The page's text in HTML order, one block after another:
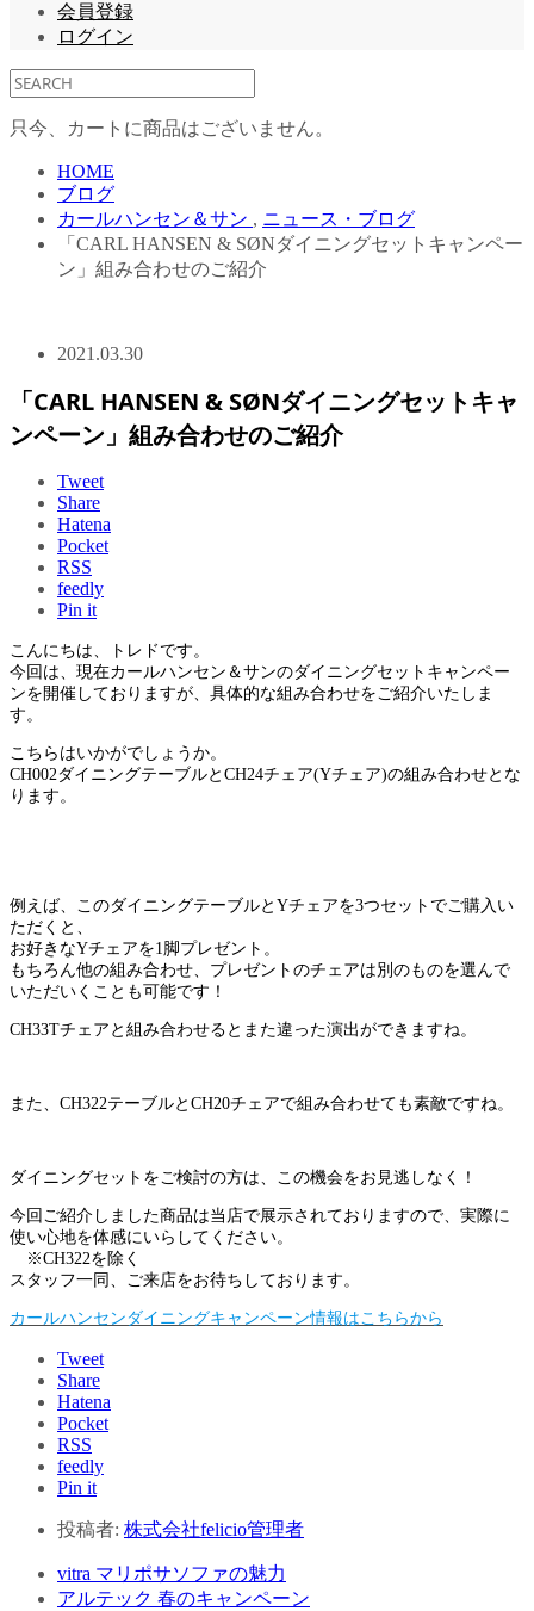
会員登録
ログイン
只今、カートに商品はございません。
HOME
ブログ
カールハンセン＆サン , ニュース・ブログ
「CARL HANSEN & SØNダイニングセットキャンペー
ン」組み合わせのご紹介
2021.03.30
「CARL HANSEN & SØNダイニングセットキャ
ンペーン」組み合わせのご紹介
Tweet
Share
Hatena
Pocket
RSS
feedly
Pin it
こんにちは、トレドです。
今回は、現在カールハンセン＆サンのダイニングセットキャンペー
ンを開催しておりますが、具体的な組み合わせをご紹介いたしま
す。
こちらはいかがでしょうか。
CH002ダイニングテーブルとCH24チェア(Yチェア)の組み合わせとな
ります。
例えば、このダイニングテーブルとYチェアを3つセットでご購入い
ただくと、
お好きなYチェアを1脚プレゼント。
もちろん他の組み合わせ、プレゼントのチェアは別のものを選んで
いただいくことも可能です！
CH33Tチェアと組み合わせるとまた違った演出ができますね。
また、CH322テーブルとCH20チェアで組み合わせても素敵ですね。
ダイニングセットをご検討の方は、この機会をお見逃しなく！
今回ご紹介しました商品は当店で展示されておりますので、実際に
使い心地を体感にいらしてください。
※CH322を除く
スタッフ一同、ご来店をお待ちしております。
カールハンセンダイニングキャンペーン情報はこちらから
Tweet
Share
Hatena
Pocket
RSS
feedly
Pin it
投稿者: 株式会社felicio管理者
vitra マリポサソファの魅力
アルテック 春のキャンペーン